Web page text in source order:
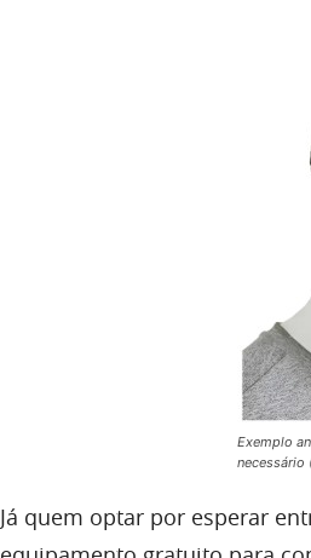
Exemplo
necessário
Já quem optar por esperar